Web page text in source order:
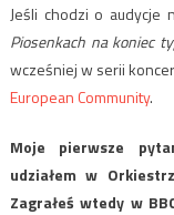
Jeśli chodzi o audycje
Piosenkach na koniec
wcześniej w serii
European Community.
Moje pierwsze
udziałem w
Zagrałeś wtedy w